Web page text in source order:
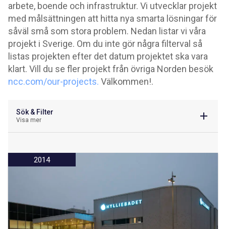
arbete, boende och infrastruktur. Vi utvecklar projekt
med målsättningen att hitta nya smarta lösningar för
såväl små som stora problem. Nedan listar vi våra
projekt i Sverige. Om du inte gör några filterval så
listas projekten efter det datum projektet ska vara
klart. Vill du se fler projekt från övriga Norden besök
ncc.com/our-projects. Välkommen!.
Sök & Filter
Visa mer
2014